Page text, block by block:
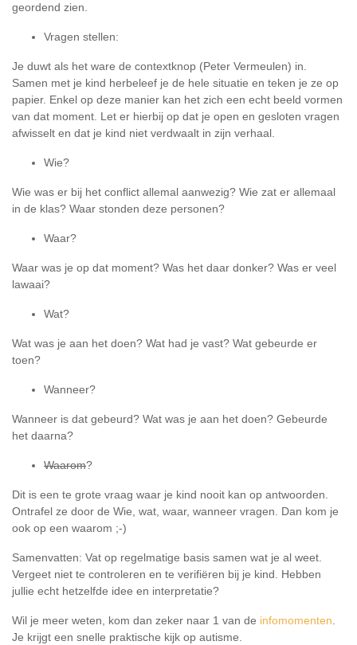
geordend zien.
Vragen stellen:
Je duwt als het ware de contextknop (Peter Vermeulen) in.
Samen met je kind herbeleef je de hele situatie en teken je ze op
papier. Enkel op deze manier kan het zich een echt beeld vormen
van dat moment. Let er hierbij op dat je open en gesloten vragen
afwisselt en dat je kind niet verdwaalt in zijn verhaal.
Wie?
Wie was er bij het conflict allemal aanwezig? Wie zat er allemaal
in de klas? Waar stonden deze personen?
Waar?
Waar was je op dat moment? Was het daar donker? Was er veel
lawaai?
Wat?
Wat was je aan het doen? Wat had je vast? Wat gebeurde er
toen?
Wanneer?
Wanneer is dat gebeurd? Wat was je aan het doen? Gebeurde
het daarna?
Waarom?
Dit is een te grote vraag waar je kind nooit kan op antwoorden.
Ontrafel ze door de Wie, wat, waar, wanneer vragen. Dan kom je
ook op een waarom ;-)
Samenvatten: Vat op regelmatige basis samen wat je al weet.
Vergeet niet te controleren en te verifiëren bij je kind. Hebben
jullie echt hetzelfde idee en interpretatie?
Wil je meer weten, kom dan zeker naar 1 van de infomomenten.
Je krijgt een snelle praktische kijk op autisme.